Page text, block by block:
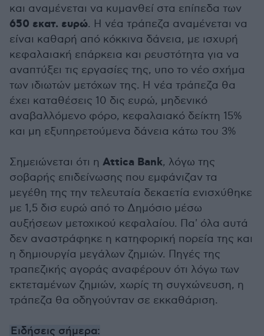
και αναμένεται να κυμανθεί στα επίπεδα των
650 εκατ. ευρώ. Η νέα τράπεζα αναμένεται να
είναι καθαρή από κόκκινα δάνεια, με ισχυρή
κεφαλαιακή επάρκεια και ρευστότητα για να
αναπτύξει τις εργασίες της, υπο το νέο σχήμα
των ιδιωτών μετόχων της. Η νέα τράπεζα θα
έχει καταθέσεις 10 δις ευρώ, μηδενικό
αναβαλλόμενο φόρο, κεφαλαιακό δείκτη 15%
και μη εξυπηρετούμενα δάνεια κάτω του 3%
Σημειώνεται ότι η Attica Bank, λόγω της
σοβαρής επιδείνωσης που εμφάνιζαν τα
μεγέθη της την τελευταία δεκαετία ενισχύθηκε
με 1,5 δισ ευρώ από το Δημόσιο μέσω
αυξήσεων μετοχικού κεφαλαίου. Πα' όλα αυτά
δεν αναστράφηκε η κατηφορική πορεία της και
η δημιουργία μεγάλων ζημιών. Πηγές της
τραπεζικής αγοράς αναφέρουν ότι λόγω των
εκτεταμένων ζημιών, χωρίς τη συγχώνευση, η
τράπεζα θα οδηγούνταν σε εκκαθάριση.
Ειδήσεις σήμερα: